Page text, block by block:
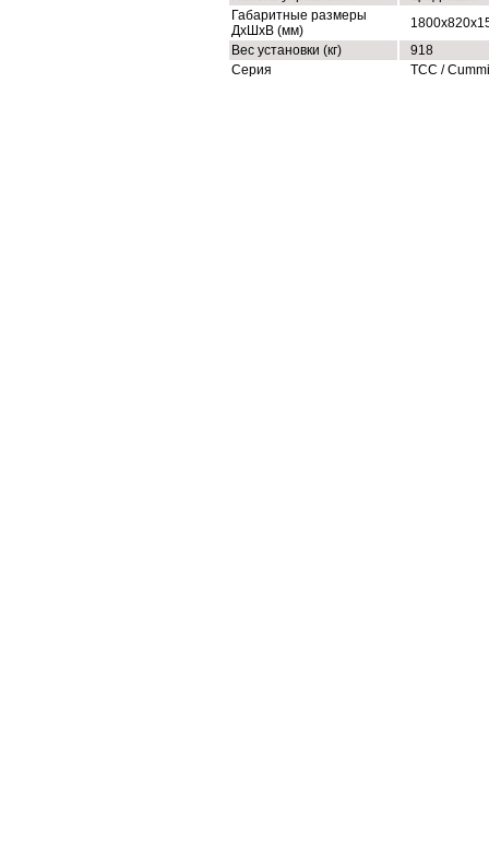
Габаритные размеры
ДхШхВ (мм)
Вес установки (кг)
918
Серия
ТСС /